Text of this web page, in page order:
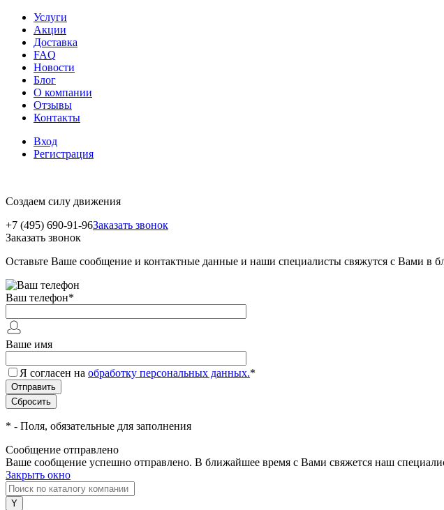
Услуги
Акции
Доставка
FAQ
Новости
Блог
О компании
Отзывы
Контакты
Вход
Регистрация
Создаем силу движения
+7 (495) 690-91-96Заказать звонок
Заказать звонок
Оставьте Ваше сообщение и контактные данные и наши специалисты свяжутся с Вами в
Ваш телефон*
Ваше имя
Я согласен на обработку персональных данных.*
* - Поля, обязательные для заполнения
Сообщение отправлено
Ваше сообщение успешно отправлено. В ближайшее время с Вами свяжется наш
Закрыть окно